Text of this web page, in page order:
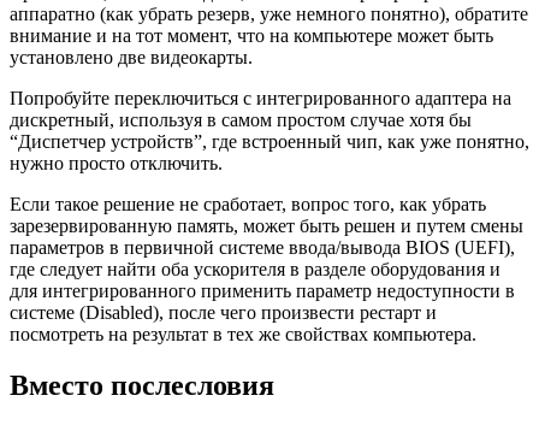
аппаратно (как убрать резерв, уже немного понятно), обратите
внимание и на тот момент, что на компьютере может быть
установлено две видеокарты.
Попробуйте переключиться с интегрированного адаптера на
дискретный, используя в самом простом случае хотя бы
“Диспетчер устройств”, где встроенный чип, как уже понятно,
нужно просто отключить.
Если такое решение не сработает, вопрос того, как убрать
зарезервированную память, может быть решен и путем смены
параметров в первичной системе ввода/вывода BIOS (UEFI),
где следует найти оба ускорителя в разделе оборудования и
для интегрированного применить параметр недоступности в
системе (Disabled), после чего произвести рестарт и
посмотреть на результат в тех же свойствах компьютера.
Вместо послесловия